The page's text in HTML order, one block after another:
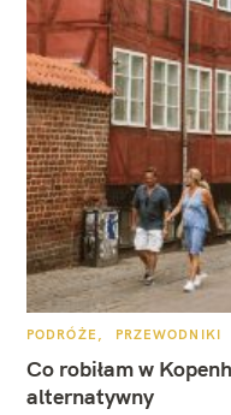
K
T
E
G
O
PODRÓŻE PRZEWODNIKI
Co robiłam w
alternatywny